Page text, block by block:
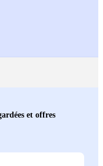
et offres